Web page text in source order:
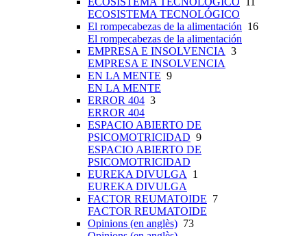
ECOSISTEMA TECNOLÓGICO
El rompecabezas de la alimentación 16
El rompecabezas de la alimentación
EMPRESA E INSOLVENCIA 3
EMPRESA E INSOLVENCIA
EN LA MENTE 9
EN LA MENTE
ERROR 404 3
ERROR 404
ESPACIO ABIERTO DE
PSICOMOTRICIDAD 9
ESPACIO ABIERTO DE
PSICOMOTRICIDAD
EUREKA DIVULGA
1
EUREKA DIVULGA
FACTOR REUMATOIDE 7
FACTOR REUMATOIDE
Opinions (en anglès) 73